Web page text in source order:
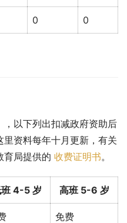
0 0
以下列出扣减政府资助后
资料每年十月更新，有关
育局提供的 收费证明书。
4-5 岁 高班 5-6 岁
免费